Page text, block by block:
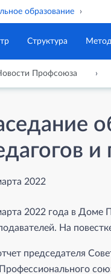
образование
Структура
Профсоюза
и
2022
2022 года в Доме
На
председателя
Профессионального